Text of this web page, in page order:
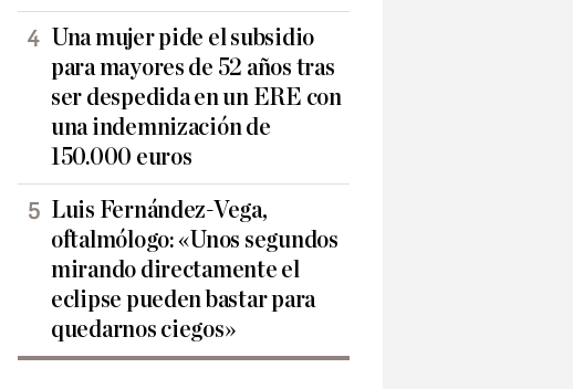
Una mujer pide el subsidio
para mayores de 52 años tras
ser despedida en un ERE con
una indemnización de
150.000 euros
Luis Fernández-Vega,
oftalmólogo: «Unos segundos
mirando directamente el
eclipse pueden bastar para
quedarnos ciegos»